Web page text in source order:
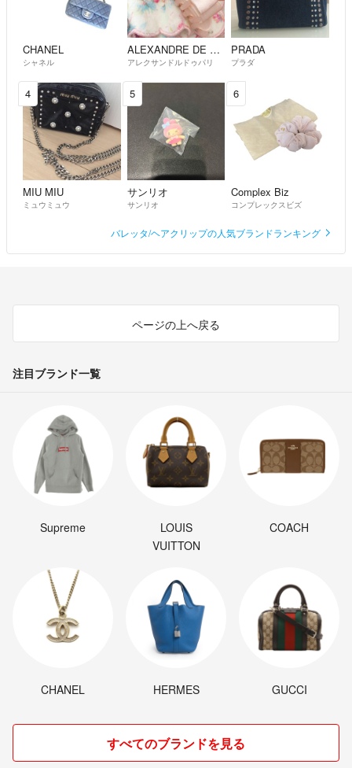
CHANEL
シャネル
ALEXANDRE DE PARIS
アレクサンドルドゥパリ
PRADA
プラダ
4
MIU MIU
ミュウミュウ
5
サンリオ
サンリオ
6
Complex Biz
コンプレックスビズ
バレッタ/ヘアクリップの人気ブランドランキング
ページの上へ戻る
注目ブランド一覧
Supreme
LOUIS
VUITTON
COACH
CHANEL HERMES GUCCI
すべてのブランドを見る